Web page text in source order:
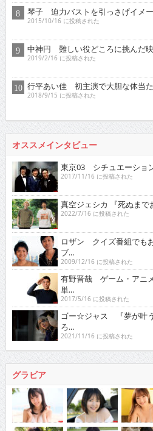
琴子 迫力バストを引っさげイメー
2015/10/16 に投稿された
中神円 難しい役どころに挑んだ
2019/2/16 に投稿された
行平あい佳 初主演で大胆な体当
2018/9/15 に投稿された
オススメインタビュー
東京03 シチュエーショ
2017/11/16 に投稿された
真空ジェシカ 『死ぬまで
2022/7/16 に投稿された
ロザン クイズ番組でも
ブ...
2009/12/16 に投稿された
有野晋哉 ゲーム・アニ
単...
2017/5/16 に投稿された
ゴー☆ジャス 『夢が叶
ろ...
2021/11/16 に投稿された
グラビア